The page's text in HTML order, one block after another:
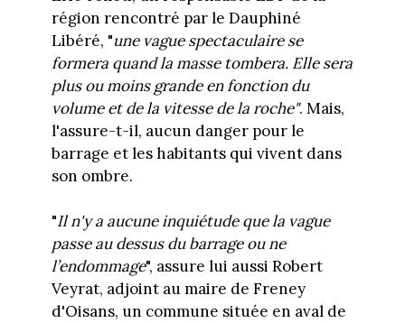
région rencontré par le Dauphiné
Libéré, "une vague spectaculaire se
formera quand la masse tombera. Elle sera
plus ou moins grande en fonction du
volume et de la vitesse de la roche". Mais,
l'assure-t-il, aucun danger pour le
barrage et les habitants qui vivent dans
son ombre.
"Il n'y a aucune inquiétude que la vague
passe au dessus du barrage ou ne
l’endommage", assure lui aussi Robert
Veyrat, adjoint au maire de Freney
d'Oisans, un commune située en aval de